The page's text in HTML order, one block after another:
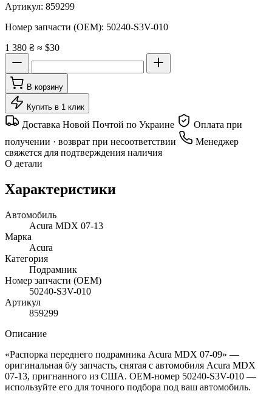
Артикул: 859299
Номер запчасти (OEM): 50240-S3V-010
1 380 ₴ ≈ $30
В корзину
Купить в 1 клик
Доставка Новой Почтой по Украине
Оплата при
получении · возврат при несоответствии
Менеджер
свяжется для подтверждения наличия
О детали
Характеристики
Автомобиль
Acura MDX 07-13
Марка
Acura
Категория
Подрамник
Номер запчасти (OEM)
50240-S3V-010
Артикул
859299
Описание
«Распорка переднего подрамника Acura MDX 07-09» —
оригинальная б/у запчасть, снятая с автомобиля Acura MDX
07-13, пригнанного из США. OEM-номер 50240-S3V-010 —
используйте его для точного подбора под ваш автомобиль.